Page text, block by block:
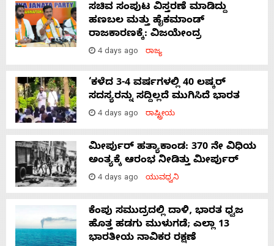
ಸಚಿವ ಸಂಪುಟ ವಿಸ್ತರಣೆ ಮಾಡಿದ್ದು
ಹಣಬಲ ಮತ್ತು ಹೈಕಮಾಂಡ್
ರಾಜಕಾರಣಕ್ಕೆ: ವಿಜಯೇಂದ್ರ
4 days ago ರಾಜ್ಯ
‘ಕಳೆದ 3-4 ವರ್ಷಗಳಲ್ಲಿ 40 ಲಷ್ಕರ್
ಸದಸ್ಯರನ್ನು ಸದ್ದಿಲ್ಲದೆ ಮುಗಿಸಿದೆ ಭಾರತ
4 days ago ರಾಷ್ಟ್ರೀಯ
ಮೀರ್ಪುರ್ ಹತ್ಯಾಕಾಂಡ: 370 ನೇ ವಿಧಿಯ
ಅಂತ್ಯಕ್ಕೆ ಆರಂಭ ನೀಡಿತ್ತು ಮೀರ್ಪುರ್
4 days ago ಯುವಧ್ವನಿ
ಕೆಂಪು ಸಮುದ್ರದಲ್ಲಿ ದಾಳಿ, ಭಾರತ ಧ್ವಜ
ಹೊತ್ತ ಹಡಗು ಮುಳುಗಡೆ; ಎಲ್ಲಾ 13
ಭಾರತೀಯ ನಾವಿಕರ ರಕ್ಷಣೆ